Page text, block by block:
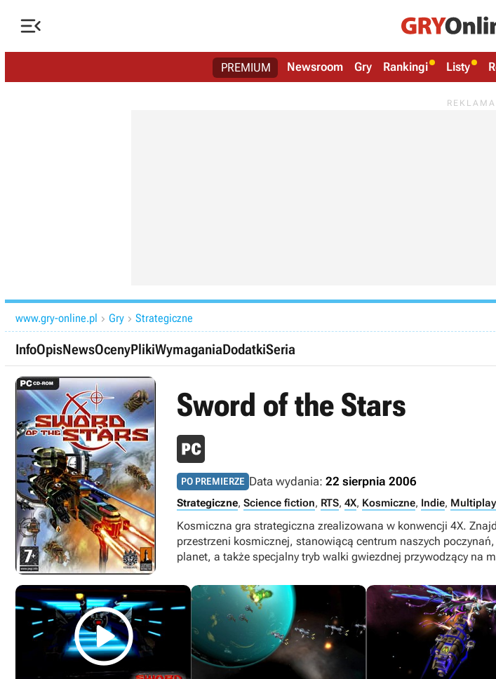

PREMIUM Newsroom Gry Rankingi Listy
www.gry-online.pl  Gry  Strategiczne
InfoOpisNewsOcenyPlikiWymaganiaDodatkiSeria
Sword of the Stars
PO PREMIERZE Data wydania: 22 sierpnia 2006
Strategiczne, Science fiction, RTS, 4X, Kosmiczne, Indie,
Kosmiczna gra strategiczna zrealizowana w konwencji 4X.
przestrzeni kosmicznej, stanowiącą centrum naszych
planet, a także specjalny tryb walki gwiezdnej przywodzący na
